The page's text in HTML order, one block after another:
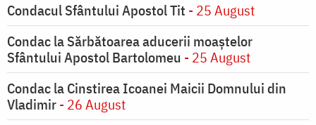
Condacul Sfântului Apostol Tit - 25 August
Condac la Sărbătoarea aducerii moaştelor
Sfântului Apostol Bartolomeu - 25 August
Condac la Cinstirea Icoanei Maicii Domnului din
Vladimir- 26 August